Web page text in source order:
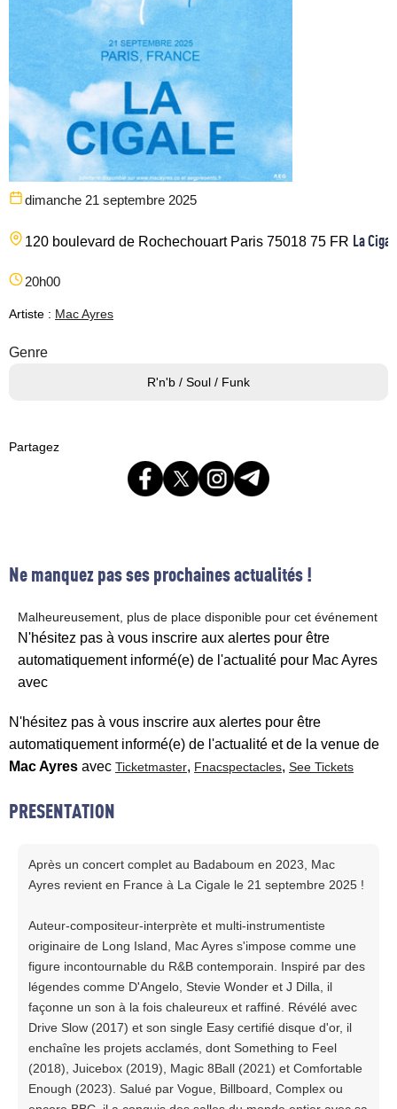
dimanche 21 septembre 2025
120 boulevard de Rochechouart Paris 75018 75 FR La
20h00
Artiste : Mac Ayres
Genre
R'n'b / Soul / Funk
Partagez
Ne manquez pas ses prochaines actualités !
Malheureusement, plus de place disponible pour cet événement
N'hésitez pas à vous inscrire aux alertes pour être
automatiquement informé(e) de l'actualité pour Mac Ayres
avec
N'hésitez pas à vous inscrire aux alertes pour être
automatiquement informé(e) de l'actualité et de la venue de
Mac Ayres avec Ticketmaster, Fnacspectacles, See Tickets
PRESENTATION
Après un concert complet au Badaboum en 2023, Mac
Ayres revient en France à La Cigale le 21 septembre 2025 !
Auteur-compositeur-interprète et multi-instrumentiste
originaire de Long Island, Mac Ayres s'impose comme une
figure incontournable du R&B contemporain. Inspiré par des
légendes comme D'Angelo, Stevie Wonder et J Dilla, il
façonne un son à la fois chaleureux et raffiné. Révélé avec
Drive Slow (2017) et son single Easy certifié disque d'or, il
enchaîne les projets acclamés, dont Something to Feel
(2018), Juicebox (2019), Magic 8Ball (2021) et Comfortable
Enough (2023). Salué par Vogue, Billboard, Complex ou